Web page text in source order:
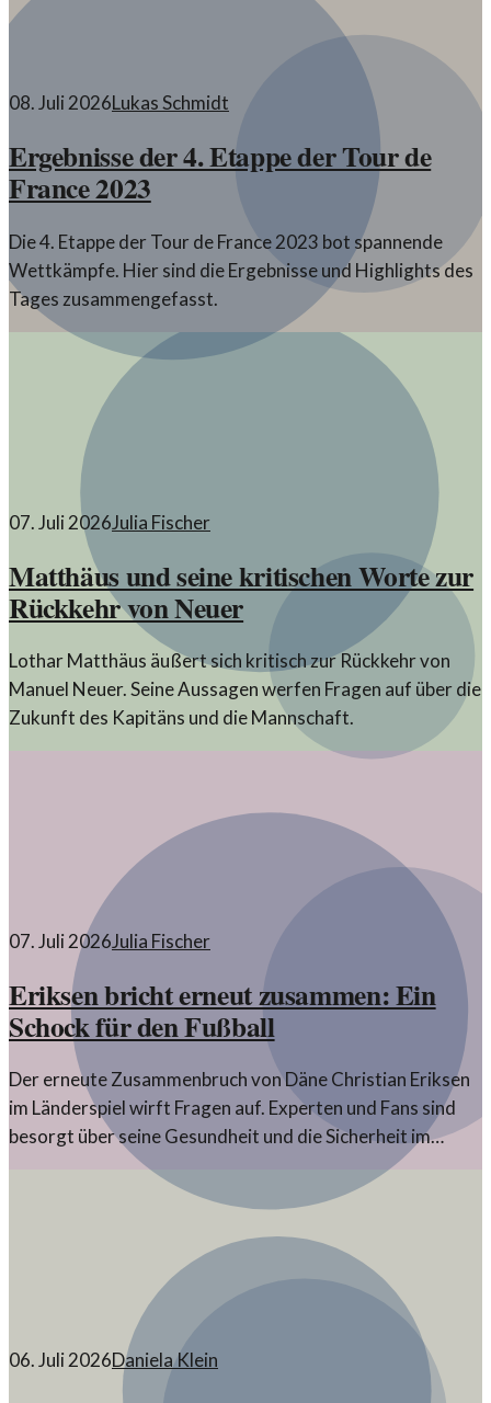
08. Juli 2026Lukas Schmidt
Ergebnisse der 4. Etappe der Tour de
France 2023
Die 4. Etappe der Tour de France 2023 bot spannende
Wettkämpfe. Hier sind die Ergebnisse und Highlights des
Tages zusammengefasst.
07. Juli 2026Julia Fischer
Matthäus und seine kritischen Worte zur
Rückkehr von Neuer
Lothar Matthäus äußert sich kritisch zur Rückkehr von
Manuel Neuer. Seine Aussagen werfen Fragen auf über die
Zukunft des Kapitäns und die Mannschaft.
07. Juli 2026Julia Fischer
Eriksen bricht erneut zusammen: Ein
Schock für den Fußball
Der erneute Zusammenbruch von Däne Christian Eriksen
im Länderspiel wirft Fragen auf. Experten und Fans sind
besorgt über seine Gesundheit und die Sicherheit im
06. Juli 2026Daniela Klein